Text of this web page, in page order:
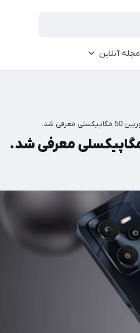
مجله آنلاین